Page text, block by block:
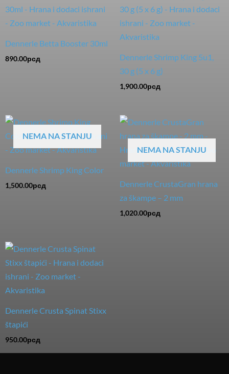
Dennerle Betta Booster 30ml
890.00рсд
Dennerle Shrimp King 5u1,
30 g (5 x 6 g)
1,900.00рсд
NEMA NA STANJU
Dennerle Shrimp King Color
1,500.00рсд
NEMA NA STANJU
Dennerle CrustaGran hrana
za škampe – 2 mm
1,020.00рсд
Dennerle Crusta Spinat Stixx
štapići
950.00рсд